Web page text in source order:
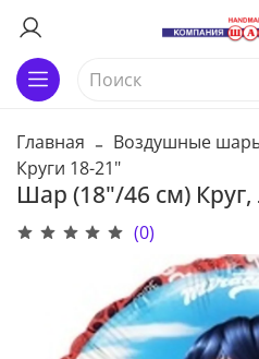
Главная Воздушные
Круги 18-21"
Шар (18"/46 см)
(0)